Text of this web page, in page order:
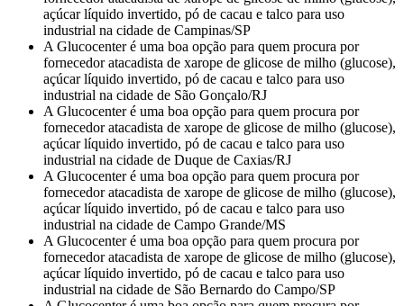
açúcar líquido invertido, pó de cacau e talco para uso
industrial na cidade de Campinas/SP
A Glucocenter é uma boa opção para quem procura por
fornecedor atacadista de xarope de glicose de milho (glucose),
açúcar líquido invertido, pó de cacau e talco para uso
industrial na cidade de São Gonçalo/RJ
A Glucocenter é uma boa opção para quem procura por
fornecedor atacadista de xarope de glicose de milho (glucose),
açúcar líquido invertido, pó de cacau e talco para uso
industrial na cidade de Duque de Caxias/RJ
A Glucocenter é uma boa opção para quem procura por
fornecedor atacadista de xarope de glicose de milho (glucose),
açúcar líquido invertido, pó de cacau e talco para uso
industrial na cidade de Campo Grande/MS
A Glucocenter é uma boa opção para quem procura por
fornecedor atacadista de xarope de glicose de milho (glucose),
açúcar líquido invertido, pó de cacau e talco para uso
industrial na cidade de São Bernardo do Campo/SP